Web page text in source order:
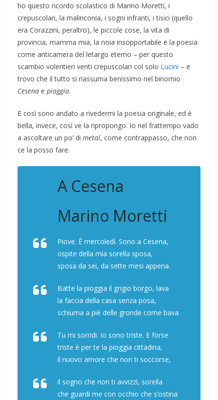
ho questo ricordo scolastico di Marino Moretti, i
crepuscolari, la malinconia, i sogni infranti, i tisici (quello
era Corazzini, peraltro), le piccole cose, la vita di
provincia, mamma mia, la noia insopportabile e la poesia
come anticamera del letargo eterno – per questo
scambio volentieri venti crepuscolari col solo Lucini – e
trovo che il tutto si riassuma benissimo nel binomio
Cesena e pioggia.
E così sono andato a rivedermi la poesia originale, ed è
bella, invece, così ve la ripropongo. Io nel frattempo vado
a ascoltare un po’ di metal, come contrappasso, che non
ce la posso fare.
A Cesena
Marino Moretti
Piove. È mercoledì. Sono a Cesena,
ospite della mia sorella sposa,
sposa da sei, da sette mesi appena.
Batte la pioggia il grigio borgo, lava
la faccia della casa senza posa,
schiuma a piè delle gronde come bava.
Tu mi sorridi. Io sono triste. E forse
triste è per te la pioggia cittadina,
il nuovo amore che non ti soccorse,
il sogno che non ti avvizzì, sorella
che guardi me con occhio che s’ostina